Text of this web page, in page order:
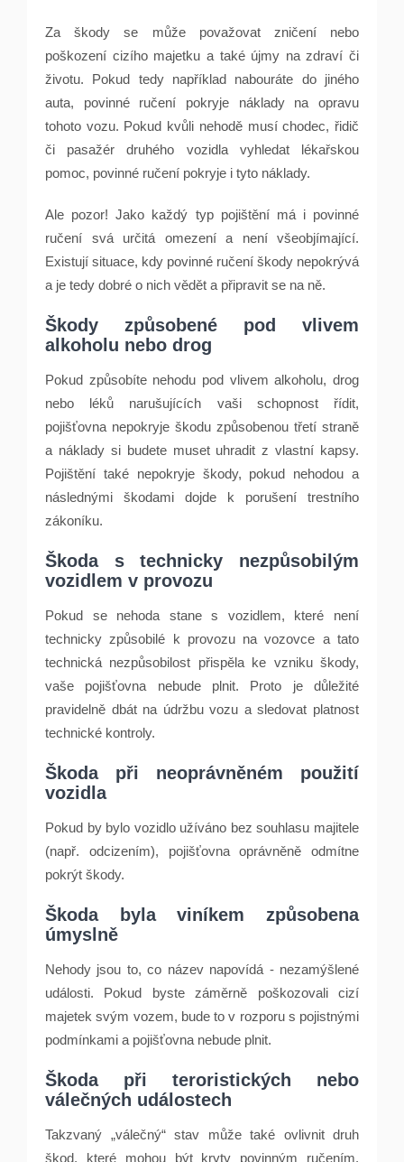
Za škody se může považovat zničení nebo
poškození cizího majetku a také újmy na zdraví či
životu. Pokud tedy například nabouráte do jiného
auta, povinné ručení pokryje náklady na opravu
tohoto vozu. Pokud kvůli nehodě musí chodec, řidič
či pasažér druhého vozidla vyhledat lékařskou
pomoc, povinné ručení pokryje i tyto náklady.
Ale pozor! Jako každý typ pojištění má i povinné
ručení svá určitá omezení a není všeobjímající.
Existují situace, kdy povinné ručení škody nepokrývá
a je tedy dobré o nich vědět a připravit se na ně.
Škody způsobené pod vlivem
alkoholu nebo drog
Pokud způsobíte nehodu pod vlivem alkoholu, drog
nebo léků narušujících vaši schopnost řídit,
pojišťovna nepokryje škodu způsobenou třetí straně
a náklady si budete muset uhradit z vlastní kapsy.
Pojištění také nepokryje škody, pokud nehodou a
následnými škodami dojde k porušení trestního
zákoníku.
Škoda s technicky nezpůsobilým
vozidlem v provozu
Pokud se nehoda stane s vozidlem, které není
technicky způsobilé k provozu na vozovce a tato
technická nezpůsobilost přispěla ke vzniku škody,
vaše pojišťovna nebude plnit. Proto je důležité
pravidelně dbát na údržbu vozu a sledovat platnost
technické kontroly.
Škoda při neoprávněném použití
vozidla
Pokud by bylo vozidlo užíváno bez souhlasu majitele
(např. odcizením), pojišťovna oprávněně odmítne
pokrýt škody.
Škoda byla viníkem způsobena
úmyslně
Nehody jsou to, co název napovídá - nezamýšlené
události. Pokud byste záměrně poškozovali cizí
majetek svým vozem, bude to v rozporu s pojistnými
podmínkami a pojišťovna nebude plnit.
Škoda při teroristických nebo
válečných událostech
Takzvaný „válečný“ stav může také ovlivnit druh
škod, které mohou být kryty povinným ručením.